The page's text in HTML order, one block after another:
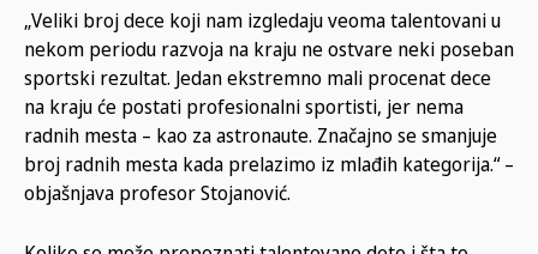
„Veliki broj dece koji nam izgledaju veoma talentovani u
nekom periodu razvoja na kraju ne ostvare neki poseban
sportski rezultat. Jedan ekstremno mali procenat dece
na kraju će postati profesionalni sportisti, jer nema
radnih mesta – kao za astronaute. Značajno se smanjuje
broj radnih mesta kada prelazimo iz mlađih kategorija.“ –
objašnjava profesor Stojanović.